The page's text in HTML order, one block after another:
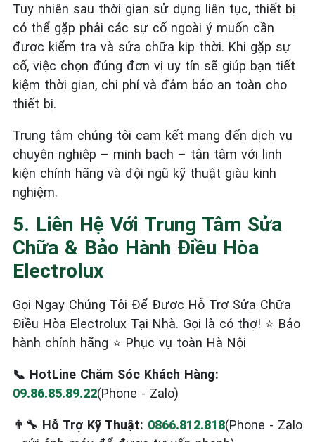
Tuy nhiên sau thời gian sử dụng liên tục, thiết bị
có thể gặp phải các sự cố ngoài ý muốn cần
được kiểm tra và sửa chữa kịp thời. Khi gặp sự
cố, việc chọn đúng đơn vị uy tín sẽ giúp bạn tiết
kiệm thời gian, chi phí và đảm bảo an toàn cho
thiết bị.
Trung tâm chúng tôi cam kết mang đến dịch vụ
chuyên nghiệp – minh bạch – tận tâm với linh
kiện chính hãng và đội ngũ kỹ thuật giàu kinh
nghiệm.
5. Liên Hệ Với Trung Tâm Sửa
Chữa & Bảo Hành Điều Hòa
Electrolux
Gọi Ngay Chúng Tôi Để Được Hỗ Trợ Sửa Chữa
Điều Hòa Electrolux Tại Nhà. Gọi là có thợ! ⭐ Bảo
hành chính hãng ⭐ Phục vụ toàn Hà Nội
📞 HotLine Chăm Sóc Khách Hàng:
09.86.85.89.22(Phone - Zalo)
👨‍🔧 Hỗ Trợ Kỹ Thuật: 0866.812.818(Phone - Zalo